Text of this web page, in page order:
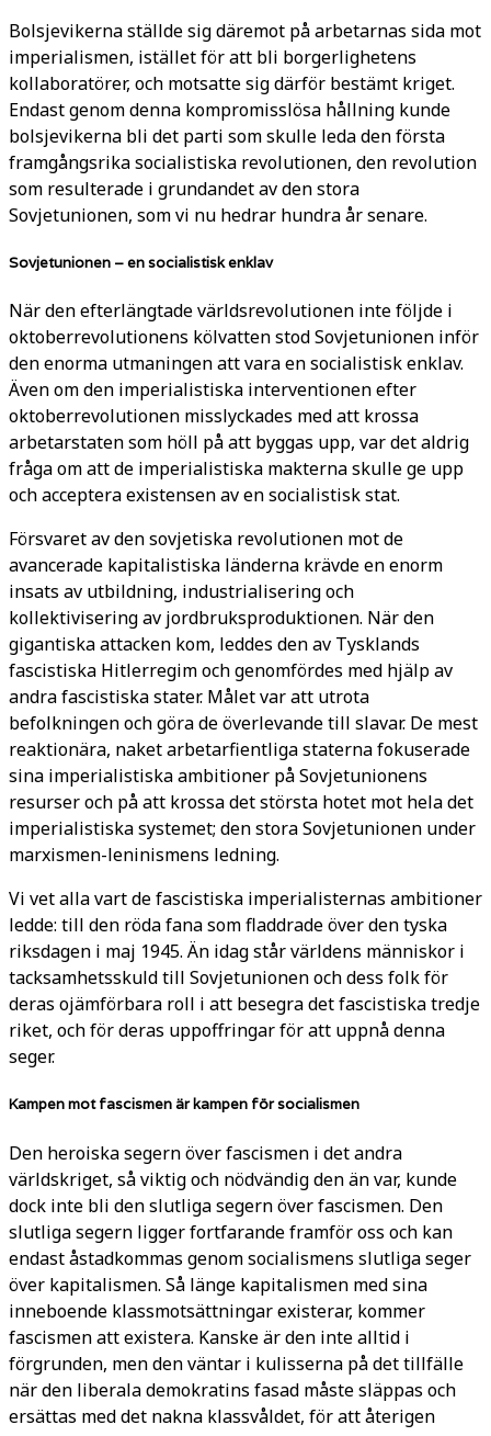
Bolsjevikerna ställde sig däremot på arbetarnas sida mot
imperialismen, istället för att bli borgerlighetens
kollaboratörer, och motsatte sig därför bestämt kriget.
Endast genom denna kompromisslösa hållning kunde
bolsjevikerna bli det parti som skulle leda den första
framgångsrika socialistiska revolutionen, den revolution
som resulterade i grundandet av den stora
Sovjetunionen, som vi nu hedrar hundra år senare.
Sovjetunionen – en socialistisk enklav
När den efterlängtade världsrevolutionen inte följde i
oktoberrevolutionens kölvatten stod Sovjetunionen inför
den enorma utmaningen att vara en socialistisk enklav.
Även om den imperialistiska interventionen efter
oktoberrevolutionen misslyckades med att krossa
arbetarstaten som höll på att byggas upp, var det aldrig
fråga om att de imperialistiska makterna skulle ge upp
och acceptera existensen av en socialistisk stat.
Försvaret av den sovjetiska revolutionen mot de
avancerade kapitalistiska länderna krävde en enorm
insats av utbildning, industrialisering och
kollektivisering av jordbruksproduktionen. När den
gigantiska attacken kom, leddes den av Tysklands
fascistiska Hitlerregim och genomfördes med hjälp av
andra fascistiska stater. Målet var att utrota
befolkningen och göra de överlevande till slavar. De mest
reaktionära, naket arbetarfientliga staterna fokuserade
sina imperialistiska ambitioner på Sovjetunionens
resurser och på att krossa det största hotet mot hela det
imperialistiska systemet; den stora Sovjetunionen under
marxismen-leninismens ledning.
Vi vet alla vart de fascistiska imperialisternas ambitioner
ledde: till den röda fana som fladdrade över den tyska
riksdagen i maj 1945. Än idag står världens människor i
tacksamhetsskuld till Sovjetunionen och dess folk för
deras ojämförbara roll i att besegra det fascistiska tredje
riket, och för deras uppoffringar för att uppnå denna
seger.
Kampen mot fascismen är kampen för socialismen
Den heroiska segern över fascismen i det andra
världskriget, så viktig och nödvändig den än var, kunde
dock inte bli den slutliga segern över fascismen. Den
slutliga segern ligger fortfarande framför oss och kan
endast åstadkommas genom socialismens slutliga seger
över kapitalismen. Så länge kapitalismen med sina
inneboende klassmotsättningar existerar, kommer
fascismen att existera. Kanske är den inte alltid i
förgrunden, men den väntar i kulisserna på det tillfälle
när den liberala demokratins fasad måste släppas och
ersättas med det nakna klassvåldet, för att återigen